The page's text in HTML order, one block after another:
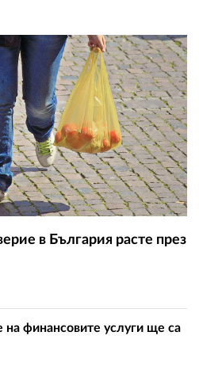
в България расте през
финансовите услуги ще са